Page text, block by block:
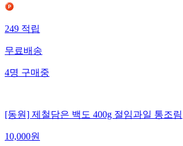
249적립
무료배송
4명구매중
[동원] 제철담은 백도 400g 절임과일 통조림
10,000원